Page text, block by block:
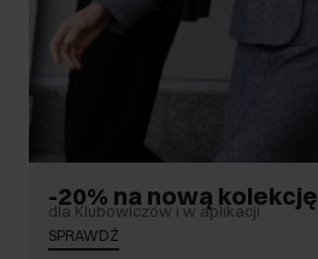
-20% na nową kolekcję
dla Klubowiczów i w aplikacji
SPRAWDŹ